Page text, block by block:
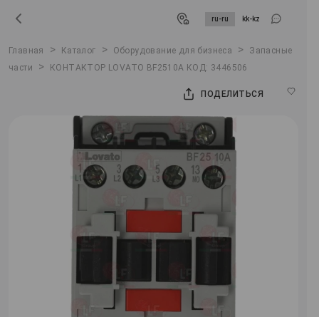
ru-ru kk-kz
Главная > Каталог > Оборудование для бизнеса >
Запасные
части
> КОНТАКТОР LOVATO BF2510A КОД: 3446506
ПОДЕЛИТЬСЯ